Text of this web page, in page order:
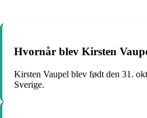
Hvornår blev Kirsten
Kirsten Vaupel blev født den 31.
Sverige.